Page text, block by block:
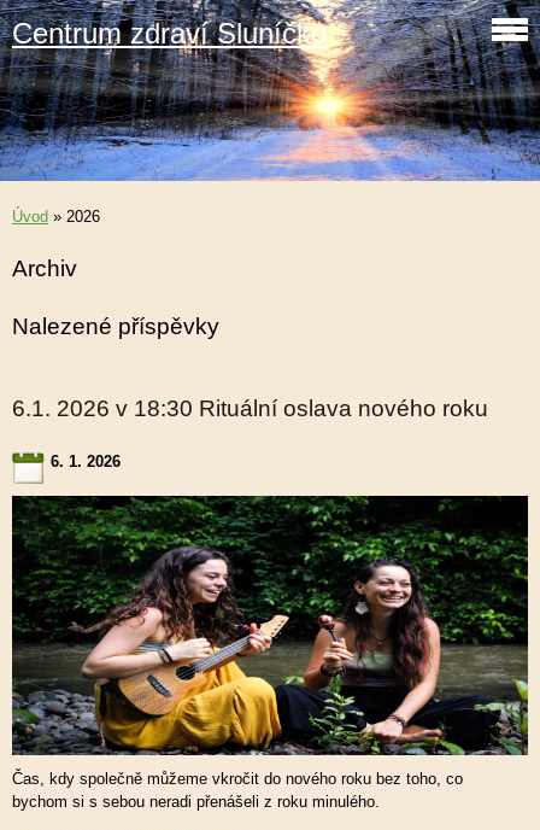
Centrum zdraví Sluníčko
Úvod » 2026
Archiv
Nalezené příspěvky
6.1. 2026 v 18:30 Rituální oslava nového roku
6. 1. 2026
Čas, kdy společně můžeme vkročit do nového roku bez toho, co
bychom si s sebou neradi přenášeli z roku minulého.